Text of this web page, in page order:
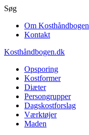
Gå
hovedindhold
Søg
Om Kosthåndbogen
Kontakt
Kosthåndbogen.dk
Opsporing
Kostformer
Diæter
Persongrupper
Dagskostforslag
Værktøjer
Maden